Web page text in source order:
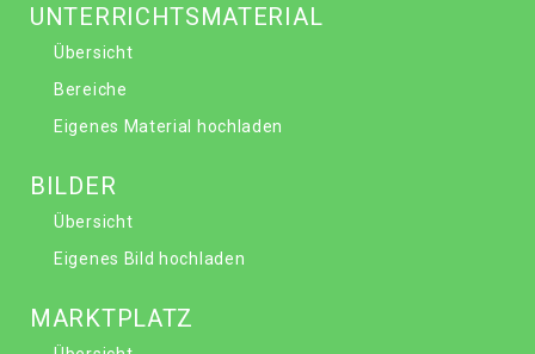
UNTERRICHTSMATERIAL
Übersicht
Bereiche
Eigenes Material hochladen
BILDER
Übersicht
Eigenes Bild hochladen
MARKTPLATZ